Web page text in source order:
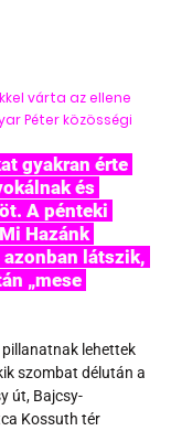
várta az ellene
Péter közösségi
és
A pénteki
Hazánk
látszik,
„mese
pillanatnak lehettek
szombat délután a
út, Bajcsy-
Kossuth tér